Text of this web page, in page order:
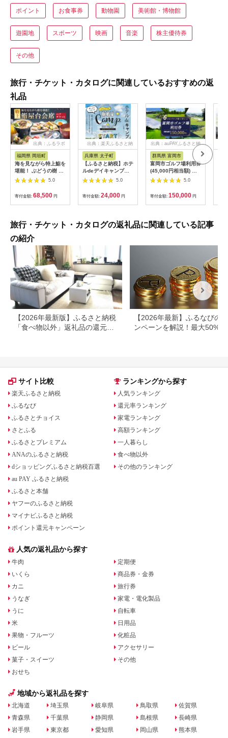
ポイント お食事券 動物園 美術館・博物館
遊園地 スポーツ 映画 音楽 株主優待券
その他
旅行・チケット・カタログに関連しているおすすめの返
礼品
出典：ふるラボ
福岡県 岡垣町
海を見ながら特上鮨を
堪能！ ぶどうの樹 鮨
屋台ペア お食事券 海
鮮 海 屋台 食事 ペア
福岡県 岡垣町
5.0
寄付金額: 68,500 円
出典：楽天ふるさと納
税
兵庫県 太子町
【ふるさと納税】ホテ
ルdeデイキャンプ体
験チケット
【1364991】
5.0
寄付金額: 24,000 円
出典：auPAYふるさと納
群馬県 富岡市
富岡市ゴルフ場利用券
(45,000円相当額) ゴ
ルフ チケット 平日 土
日 祝日 プレー券 関東
群馬県 首都圏 F20E-
382
5.0
寄付金額: 150,000 円
旅行・チケット・カタログの返礼品に関連している記事
の紹介
【2026年最新版】ふるさと納税
「食べ物以外」返礼品の還元率
【2026年最新】ふるなびの
ンペーンを解説！最大50%還
サイト比較
楽天ふるさと納税
ふるなび
ふるさとチョイス
さとふる
ふるさとプレミアム
ANAのふるさと納税
dショッピングふるさと納税百選
au PAY ふるさと納税
ふるさと本舗
ヤフーのふるさと納税
マイナビふるさと納税
ポイント還元キャンペーン
ランキングから探す
人気ランキング
還元率ランキング
家電ランキング
高額ランキング
一人暮らし
食べ物以外
その他のランキング
人気の返礼品から探す
牛肉
いくら
カニ
うなぎ
うに
米
果物・フルーツ
ビール
菓子・スイーツ
おせち
定期便
商品券・金券
旅行券
家電・電化製品
自転車
日用品
化粧品
アクセサリー
その他
地域から返礼品を探す
北海道
青森県
岩手県
埼玉県
千葉県
東京都
岐阜県
静岡県
愛知県
鳥取県
島根県
岡山県
佐賀県
長崎県
熊本県